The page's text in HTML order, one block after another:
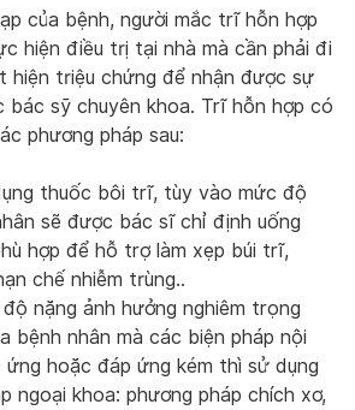
của bệnh, người mắc trĩ hỗn hợp
hiện điều trị tại nhà mà cần phải đi
hiện triệu chứng để nhận được sự
bác sỹ chuyên khoa. Trĩ hỗn hợp có
phương pháp sau:
thuốc bôi trĩ, tùy vào mức độ
sẽ được bác sĩ chỉ định uống
hợp để hỗ trợ làm xẹp búi trĩ,
chế nhiễm trùng..
nặng ảnh hưởng nghiêm trọng
bệnh nhân mà các biện pháp nội
ứng hoặc đáp ứng kém thì sử dụng
ngoại khoa: phương pháp chích xơ,